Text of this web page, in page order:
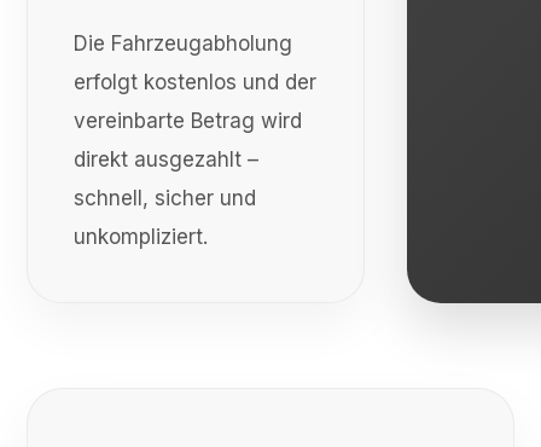
Die Fahrzeugabholung
erfolgt kostenlos und der
vereinbarte Betrag wird
direkt ausgezahlt –
schnell, sicher und
unkompliziert.